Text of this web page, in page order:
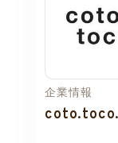
企業情報
coto.toco.